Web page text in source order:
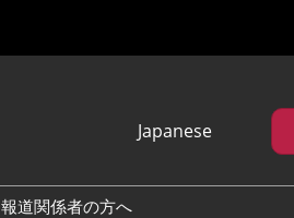
Japanese
English
報道関係者の方へ